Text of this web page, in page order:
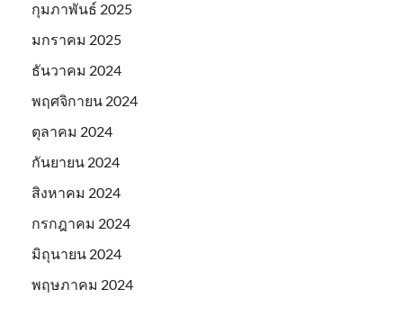
กุมภาพันธ์ 2025
มกราคม 2025
ธันวาคม 2024
พฤศจิกายน 2024
ตุลาคม 2024
กันยายน 2024
สิงหาคม 2024
กรกฎาคม 2024
มิถุนายน 2024
พฤษภาคม 2024